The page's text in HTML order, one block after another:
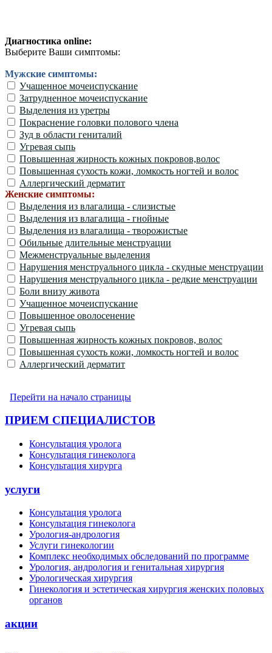
Диагностика online:
Выберите Ваши симптомы:
Мужские симптомы:
Учащенное мочеиспускание
Затрудненное мочеиспускание
Выделения из уретры
Покраснение головки полового члена
Зуд в области гениталий
Угревая сыпь
Повышенная жирность кожных покровов,волос
Повышенная сухость кожи, ломкость ногтей и волос
Аллергический дерматит
Женские симптомы:
Выделения из влагалища - слизистые
Выделения из влагалища - гнойные
Выделения из влагалища - творожистые
Обильные длительные менструации
Межменструальные выделения
Нарушения менструального цикла - скудные менструации
Нарушения менструального цикла - редкие менструации
Боли внизу живота
Учащенное мочеиспускание
Повышенное оволосенение
Угревая сыпь
Повышенная жирность кожных покровов, волос
Повышенная сухость кожи, ломкость ногтей и волос
Аллергический дерматит
Перейти на начало страницы
ПРИЕМ СПЕЦИАЛИСТОВ
Консультация уролога
Консультация гинеколога
Консультация хирурга
услуги
Консультация уролога
Консультация гинеколога
Урология-андрология
Услуги гинекологии
Комплекс необходимых обследований по программе
Урология, андрология и генитальная хирургия
Урологическая хирургия
Гинекология и эстетическая хирургия женских половых
органов
акции